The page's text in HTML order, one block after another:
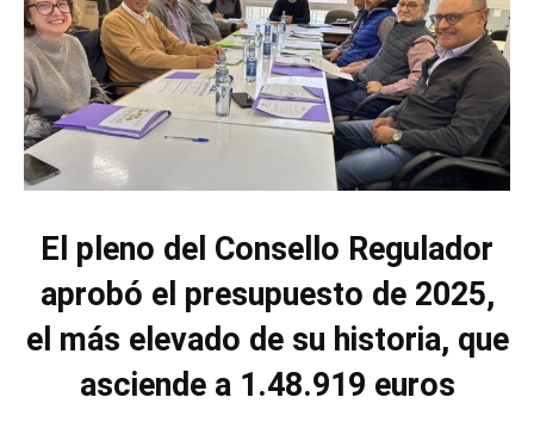
El pleno del Consello Regulador
aprobó el presupuesto de 2025,
el más elevado de su historia, que
asciende a 1.48.919 euros